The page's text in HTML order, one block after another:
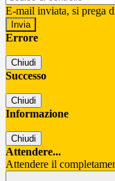
E-mail inviata, si prega
Errore
Chiudi
Successo
Chiudi
Informazione
Chiudi
Attendere...
Attendere il